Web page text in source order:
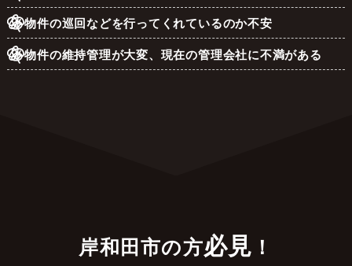
物件の巡回などを行ってくれているのか不安
物件の維持管理が大変、現在の管理会社に不満がある
岸和田市の方必見 ！